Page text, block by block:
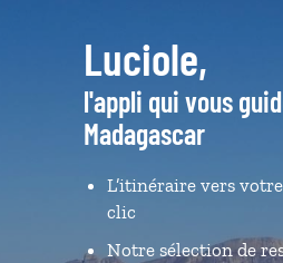
Luciole,
l'appli qui vous
Madagascar
L’itinéraire vers
clic
Notre sélection de